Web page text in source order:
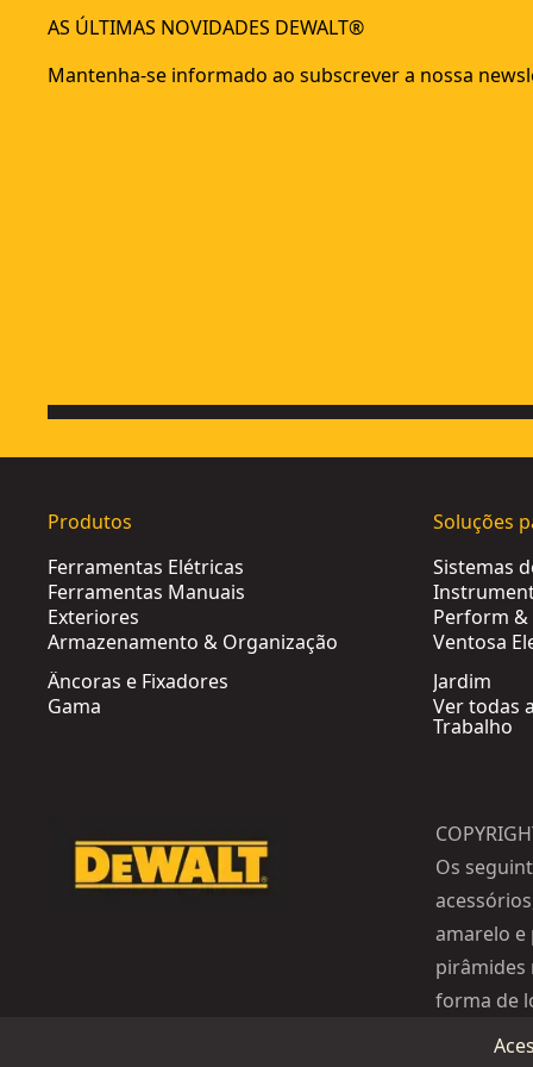
AS ÚLTIMAS NOVIDADES DEWALT®
Mantenha-se informado ao subscrever a nossa
Produtos
Ferramentas Elétricas
Ferramentas Manuais
Exteriores
Armazenamento & Organização
Âncoras e Fixadores
Gama
Soluções
Sistemas
Perform
Ventosa
Jardim
Ver todas
Trabalho
Os
amarelo e
pirâmides
forma de